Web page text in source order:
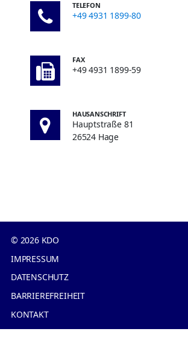
TELEFON
+49 4931 1899-80
FAX
+49 4931 1899-59
HAUSANSCHRIFT
Hauptstraße 81
26524 Hage
© 2026 KDO
IMPRESSUM
DATENSCHUTZ
BARRIEREFREIHEIT
KONTAKT